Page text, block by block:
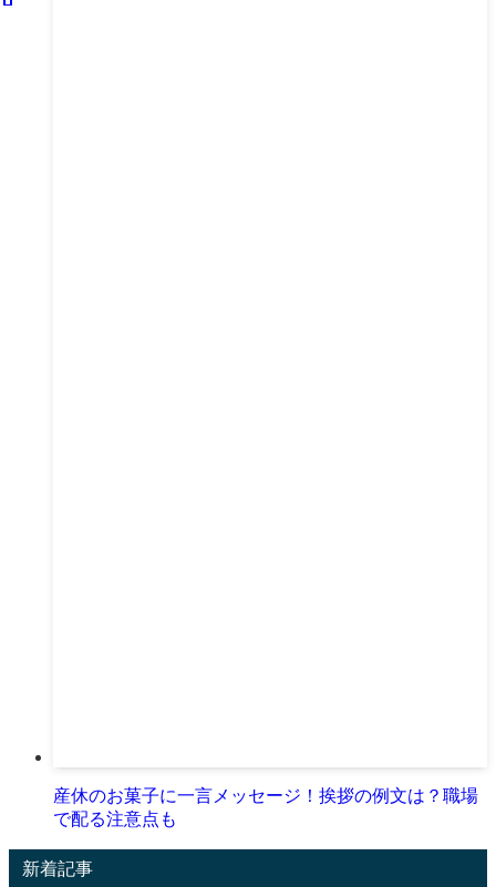
産休のお菓子に一言メッセージ！挨拶の例文は？職場
で配る注意点も
新着記事